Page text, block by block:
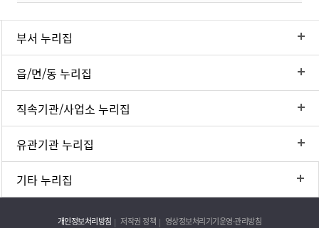
부서 누리집
읍/면/동 누리집
직속기관/사업소 누리집
유관기관 누리집
기타 누리집
개인정보처리방침 저작권 정책 영상정보처리기기운영·관리방침